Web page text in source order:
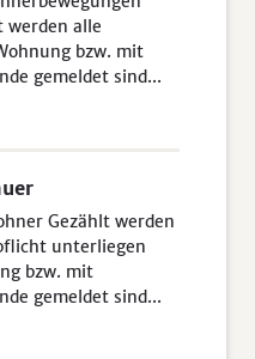
werden alle
bzw. mit
gemeldet sind...
Gezählt werden
unterliegen
bzw. mit
gemeldet sind...